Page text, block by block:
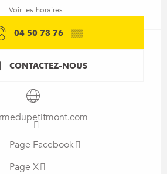
Voir les horaires
04 50 73 76 ▒▒
CONTACTEZ-NOUS
Page Facebook
Page X